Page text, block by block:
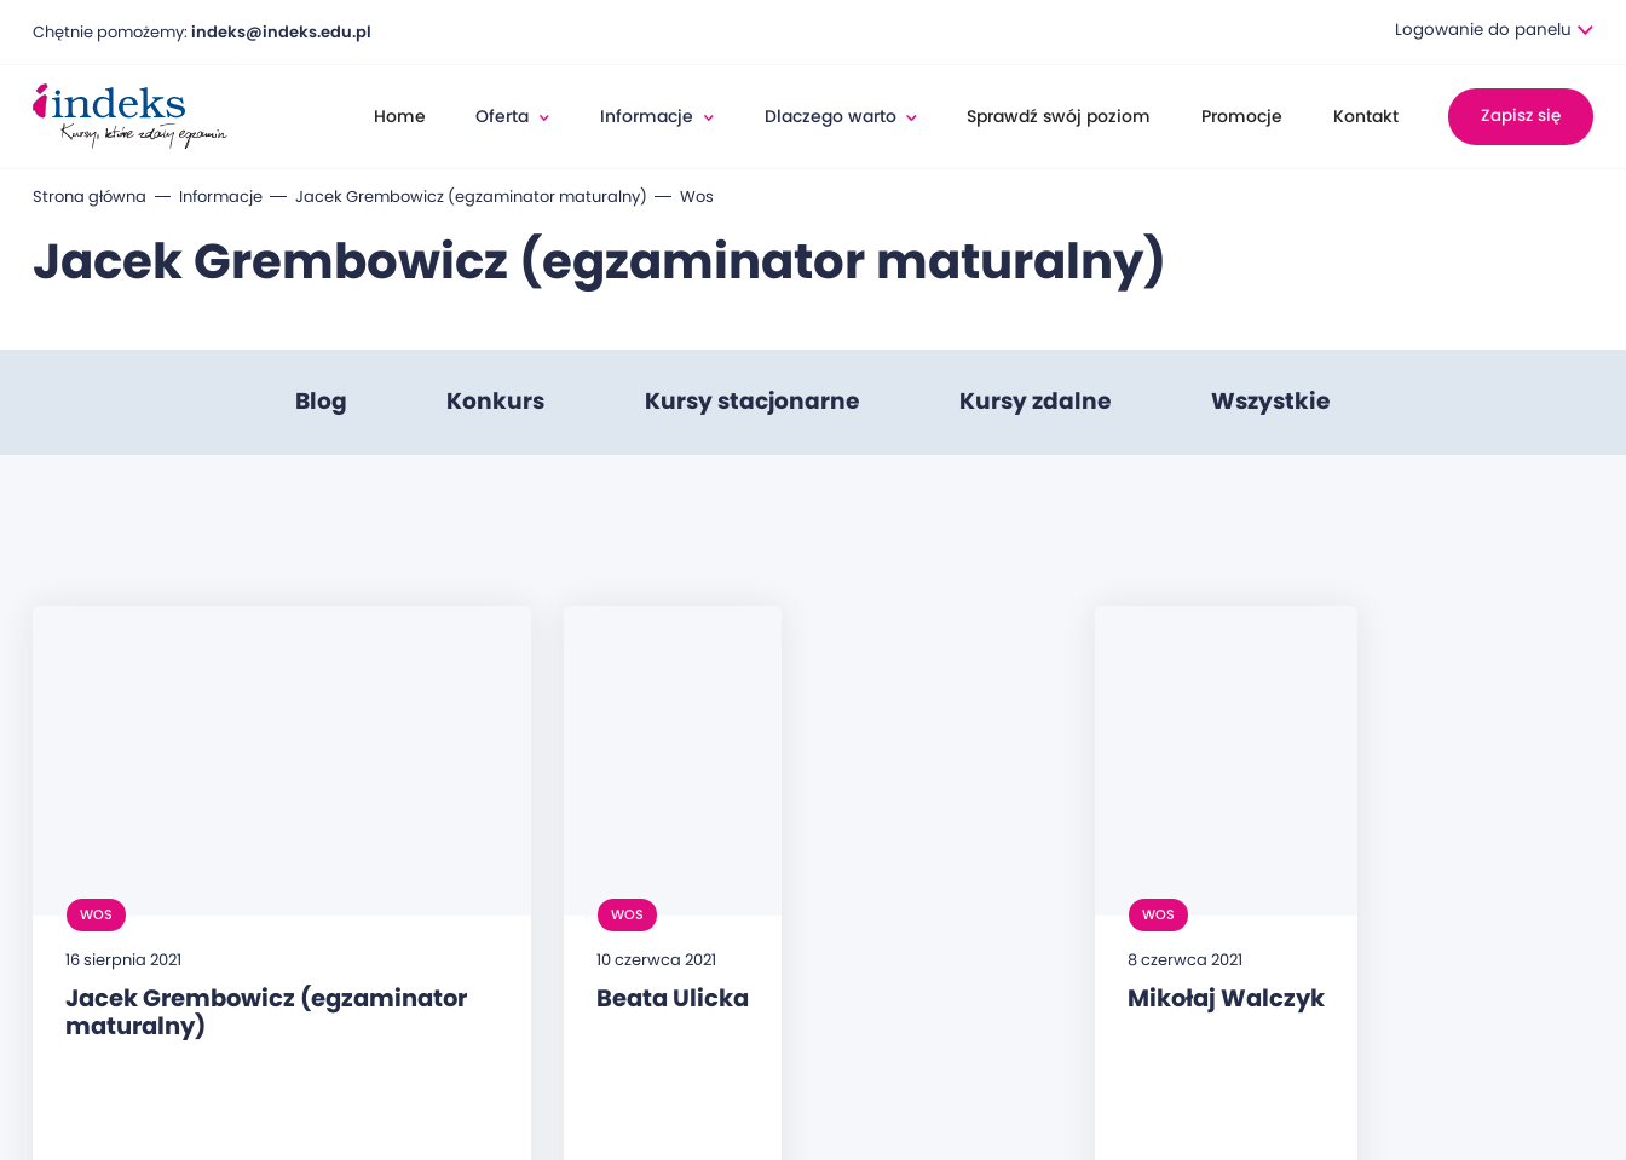
Chętnie pomożemy: indeks@indeks.edu.pl Logowanie do panelu
Home Oferta Informacje Dlaczego warto Sprawdź swój poziom Promocje Kontakt Zapisz się
Strona główna Informacje Jacek Grembowicz (egzaminator maturalny) Wos
Jacek Grembowicz (egzaminator maturalny)
Blog Konkurs Kursy stacjonarne Kursy zdalne Wszystkie
WOS
16 sierpnia 2021
Jacek Grembowicz (egzaminator
maturalny)
WOS
10 czerwca 2021
Beata Ulicka
WOS
8 czerwca 2021
Mikołaj Walczyk